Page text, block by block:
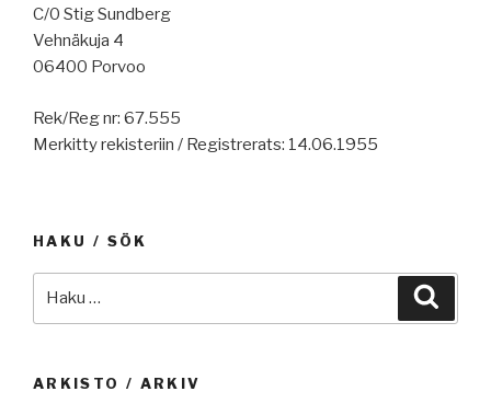
C/0 Stig Sundberg
Vehnäkuja 4
06400 Porvoo
Rek/Reg nr: 67.555
Merkitty rekisteriin / Registrerats: 14.06.1955
HAKU / SÖK
ARKISTO / ARKIV